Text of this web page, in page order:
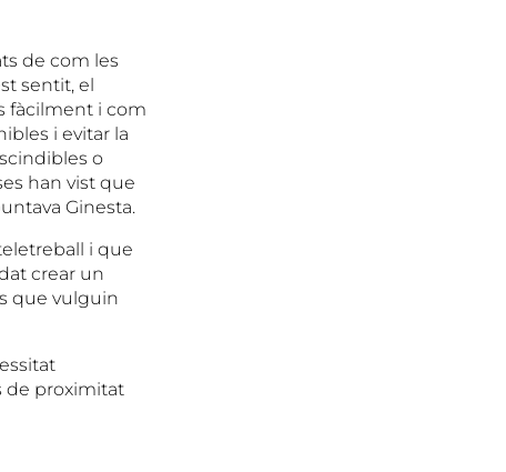
de com les
sentit, el
fàcilment i com
i evitar la
o
han vist que
Ginesta.
i que
crear un
que vulguin
de proximitat